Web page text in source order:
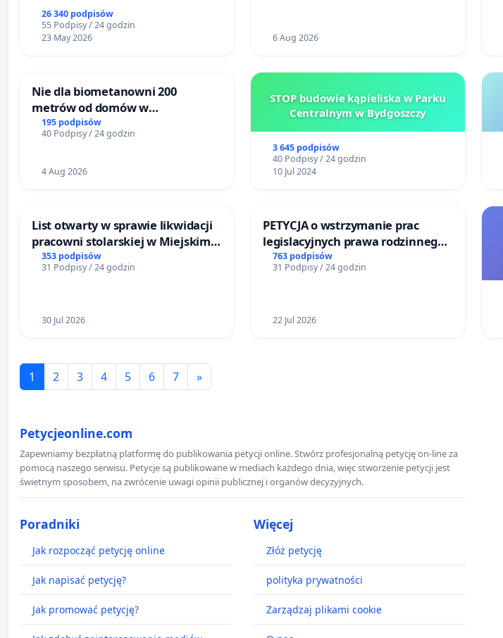
26 340 podpisów
55 Podpisy / 24 godzin
23 May 2026
6 Aug 2026
Nie dla biometanowni 200
metrów od domów w
Biernatkach, gm. Wądroże
Wielkie
195 podpisów
40 Podpisy / 24 godzin
4 Aug 2026
STOP budowie kąpieliska w Parku
Centralnym w Bydgoszczy
3 645 podpisów
40 Podpisy / 24 godzin
10 Jul 2024
List otwarty w sprawie likwidacji
pracowni stolarskiej w Miejskim
Teatrze Miniatura w Gdańsku
353 podpisów
31 Podpisy / 24 godzin
30 Jul 2026
PETYCJA o wstrzymanie prac
legislacyjnych prawa rodzinnego
narażających ofiary przemocy
763 podpisów
31 Podpisy / 24 godzin
22 Jul 2026
1 2 3 4 5 6 7 »
Petycjeonline.com
Zapewniamy bezpłatną platformę do publikowania petycji online. Stwórz profesjonalną petycję on-line za
pomocą naszego serwisu. Petycje są publikowane w mediach każdego dnia, więc stworzenie petycji jest
świetnym sposobem, na zwrócenie uwagi opinii publicznej i organów decyzyjnych.
Poradniki
Jak rozpocząć petycję online
Jak napisać petycję?
Jak promować petycję?
Więcej
Złóż petycję
polityka prywatności
Zarządzaj plikami cookie